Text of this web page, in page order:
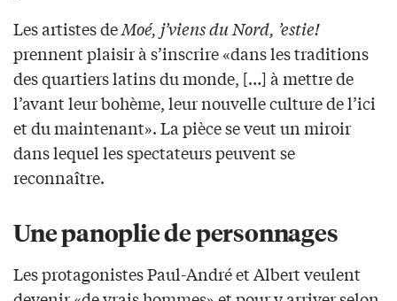
Les artistes deMoé, j’viens du Nord, ’estie!
prennent plaisir à s’inscrire «dans les traditions
des quartiers latins du monde, […] à mettre de
l’avant leur bohème, leur nouvelle culture de l’ici
et du maintenant». La pièce se veut un miroir
dans lequel les spectateurs peuvent se
reconnaître.
Une panoplie de personnages
Les protagonistes Paul-André et Albert veulent